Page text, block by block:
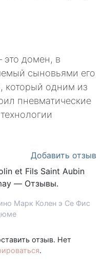
это домен, в
сыновьями его
который одним из
пневматические
Добавить отзыв
et Fils Saint Aubin
— Отзывы.
Марк Колен э Се Фис
отзыв. Нет
.